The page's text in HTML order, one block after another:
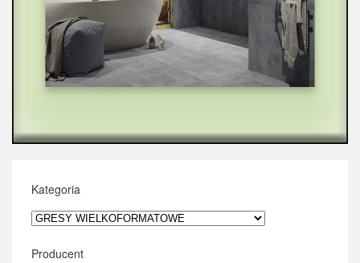
Kategoria
Producent